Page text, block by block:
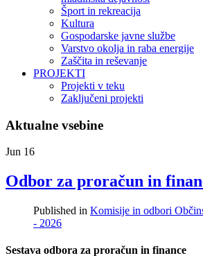
Šport in rekreacija
Kultura
Gospodarske javne službe
Varstvo okolja in raba energije
Zaščita in reševanje
PROJEKTI
Projekti v teku
Zaključeni projekti
Aktualne vsebine
Jun 16
Odbor za proračun in
Published in Komisije in odbori
- 2026
Sestava odbora za proračun in finance